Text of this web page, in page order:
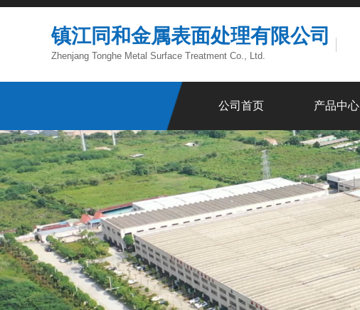
镇江同和金属表面处理有限公司
Zhenjang Tonghe Metal Surface Treatment Co., Ltd.
公司首页 产品中心